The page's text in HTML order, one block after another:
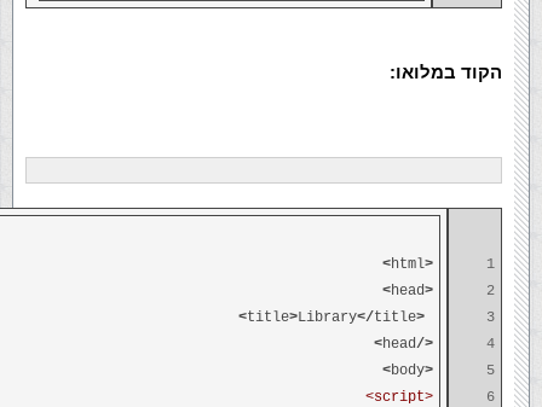
הקוד במלואו:
1
2
3
4
5
6
<
html
>
<
head
>
<
title>Library</title
>
</
head
>
<
body
>
<script>